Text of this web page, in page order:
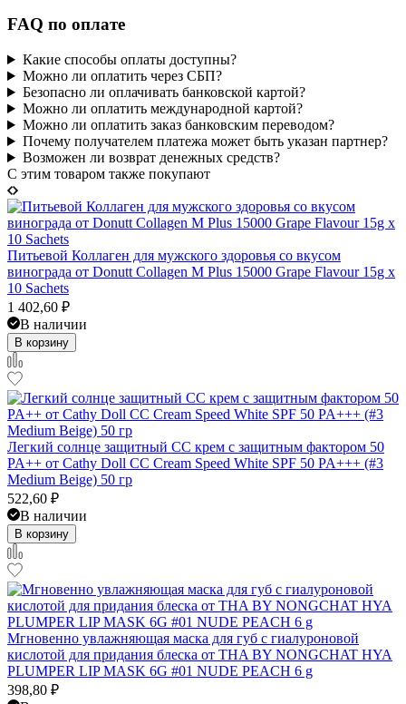
FAQ по оплате
Какие способы оплаты доступны?
Можно ли оплатить через СБП?
Безопасно ли оплачивать банковской картой?
Можно ли оплатить международной картой?
Можно ли оплатить заказ банковским переводом?
Почему получателем платежа может быть указан партнер?
Возможен ли возврат денежных средств?
C этим товаром также покупают
Питьевой Коллаген для мужского здоровья со вкусом
винограда от Donutt Collagen M Plus 15000 Grape Flavour 15g x
10 Sachets
1 402,60 ₽
В наличии
В корзину
Легкий солнце защитный СС крем с защитным фактором 50
PA++ от Cathy Doll CC Cream Speed White SPF 50 PA+++ (#3
Medium Beige) 50 гр
522,60 ₽
В наличии
В корзину
Мгновенно увлажняющая маска для губ с гиалуроновой
кислотой для придания блеска от THA BY NONGCHAT HYA
PLUMPER LIP MASK 6G #01 NUDE PEACH 6 g
398,80 ₽